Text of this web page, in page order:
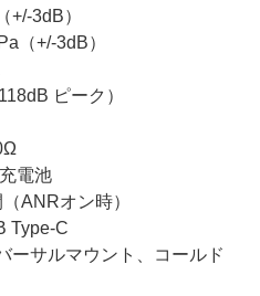
+/-3dB）
（+/-3dB）
ピーク）
電池
ANRオン時）
Type-C
ーサルマウント、コールド